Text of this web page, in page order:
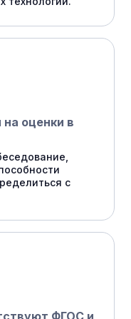
на оценки в
с
ФГОС и